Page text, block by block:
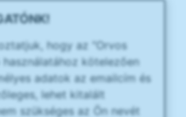
hogy az "Orvos
kötelezően
adatok az emailcím és
lehet kitalált
szükséges az Ön nevét